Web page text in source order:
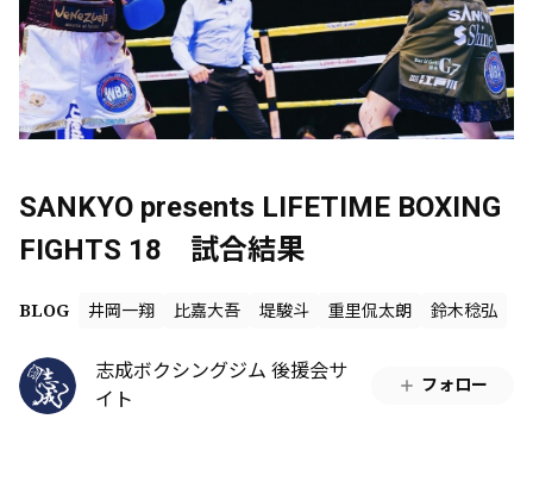
SANKYO presents LIFETIME BOXING
FIGHTS 18 試合結果
BLOG 井岡一翔 比嘉大吾 堤駿斗 重里侃太朗 鈴木稔弘
志成ボクシングジム 後援会サ
イト
フォロー